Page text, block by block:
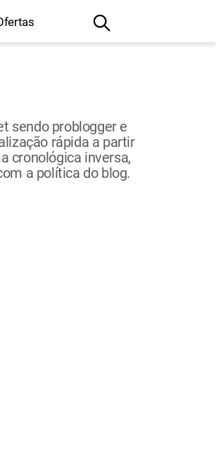
sendo problogger e
rápida a partir
cronológica inversa,
a política do blog.